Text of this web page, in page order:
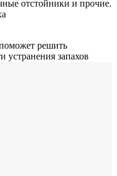
отстойники и прочие.
решить
устранения запахов